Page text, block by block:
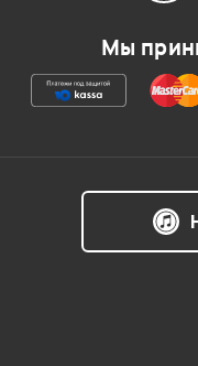
Ваша оценка:
Мы